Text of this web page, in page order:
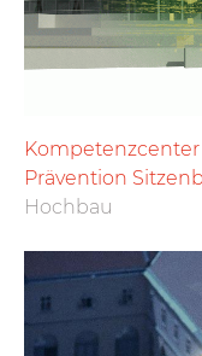
Prävention
Hochbau